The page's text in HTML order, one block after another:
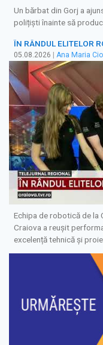
Un bărbat din Gorj a
polițiști înainte să
ÎN RÂNDUL ELITELOR
05.08.2026 | Ana Maria
Echipa de robotică de la
Craiova a reușit
excelență tehnică și